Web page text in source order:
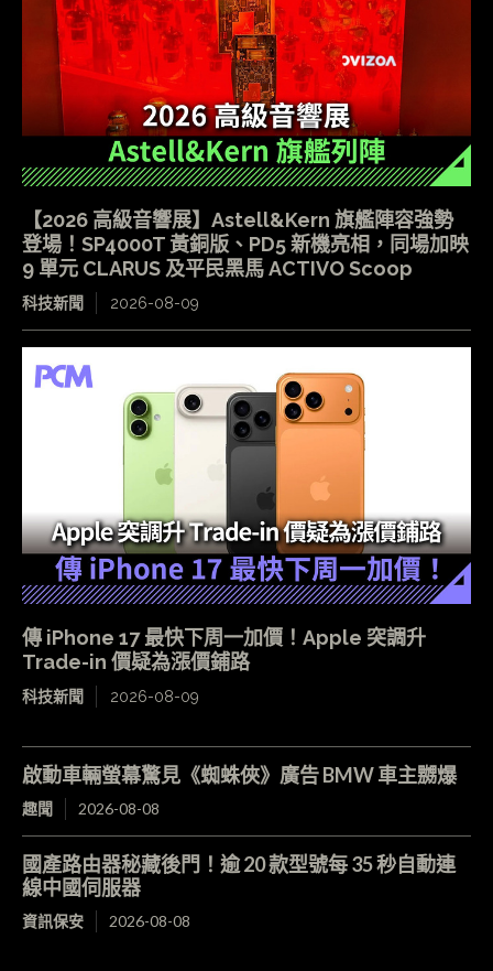
【2026 高級音響展】Astell&Kern 旗艦陣容強勢
登場！SP4000T 黃銅版、PD5 新機亮相，同場加映
9 單元 CLARUS 及平民黑馬 ACTIVO Scoop
科技新聞 2026-08-09
傳 iPhone 17 最快下周一加價！Apple 突調升
Trade-in 價疑為漲價鋪路
科技新聞 2026-08-09
啟動車輛螢幕驚見《蜘蛛俠》廣告 BMW 車主嬲爆
趣聞 2026-08-08
國產路由器秘藏後門！逾 20 款型號每 35 秒自動連
線中國伺服器
資訊保安 2026-08-08